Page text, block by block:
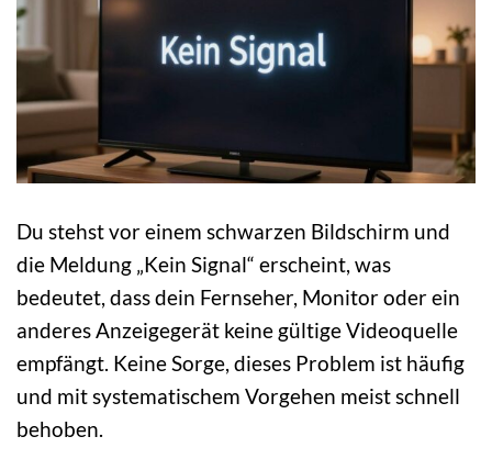
Du stehst vor einem schwarzen Bildschirm und
die Meldung „Kein Signal“ erscheint, was
bedeutet, dass dein Fernseher, Monitor oder ein
anderes Anzeigegerät keine gültige Videoquelle
empfängt. Keine Sorge, dieses Problem ist häufig
und mit systematischem Vorgehen meist schnell
behoben.